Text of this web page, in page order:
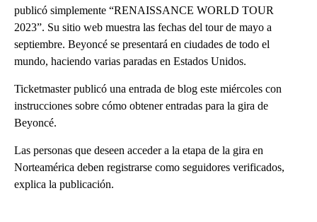
publicó simplemente “RENAISSANCE WORLD TOUR
2023”. Su sitio web muestra las fechas del tour de mayo a
septiembre. Beyoncé se presentará en ciudades de todo el
mundo, haciendo varias paradas en Estados Unidos.
Ticketmaster publicó una entrada de blog este miércoles con
instrucciones sobre cómo obtener entradas para la gira de
Beyoncé.
Las personas que deseen acceder a la etapa de la gira en
Norteamérica deben registrarse como seguidores verificados,
explica la publicación.